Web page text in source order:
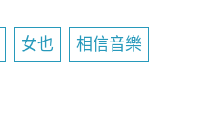
女也 相信音樂